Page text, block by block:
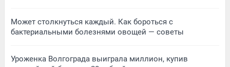
Может столкнуться каждый. Как бороться с
бактериальными болезнями овощей — советы
Уроженка Волгограда выиграла миллион, купив